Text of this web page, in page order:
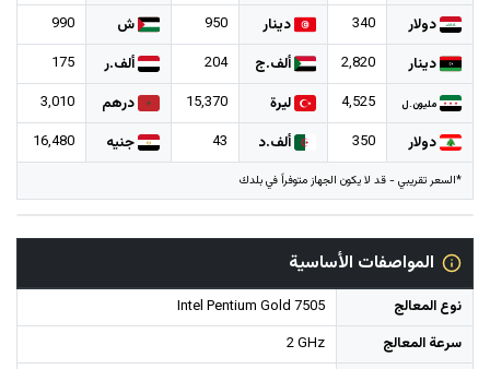
دولار
340 دينار 950 ش
990
دينار
2,820 ألف.ج 204 ألف.ر 175
مليون.ل 4,525 ليرة 15,370 درهم
3,010
دولار
350 ألف.د 43 جنيه 16,480
*السعر تقريبي - قد لا يكون الجهاز متوفراً في بلدك
المواصفات الأساسية
نوع المعالج
Intel Pentium Gold 7505
سرعة المعالج
2 GHz